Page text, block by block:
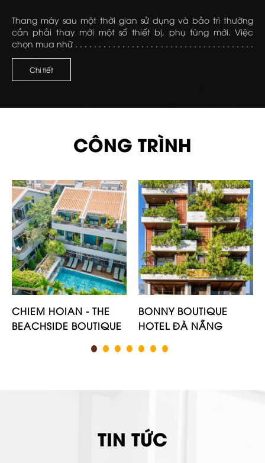
Thang máy sau một thời gian sử dụng và bảo trì thường
cần phải thay mới một số thiết bị, phụ tùng mới. Việc
chọn mua nhữ . . . . . . . . . . . . . . . . . . . . . . . . . . . . . . . . . . . . . .
. . . . . . . . . . . . . . . . . . . . . . . . . . . . . . . . . . . . . . . . . . . . . . . . .
Chi tiết
CÔNG TRÌNH
CHIEM HOIAN - THE
BEACHSIDE BOUTIQUE
BONNY BOUTIQUE
HOTEL ĐÀ NẴNG
TIN TỨC